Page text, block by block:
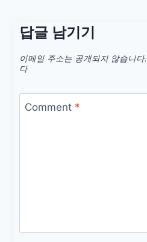
답글 남기기
이메일 주소는 공개되지 않습니다.
다
Comment *